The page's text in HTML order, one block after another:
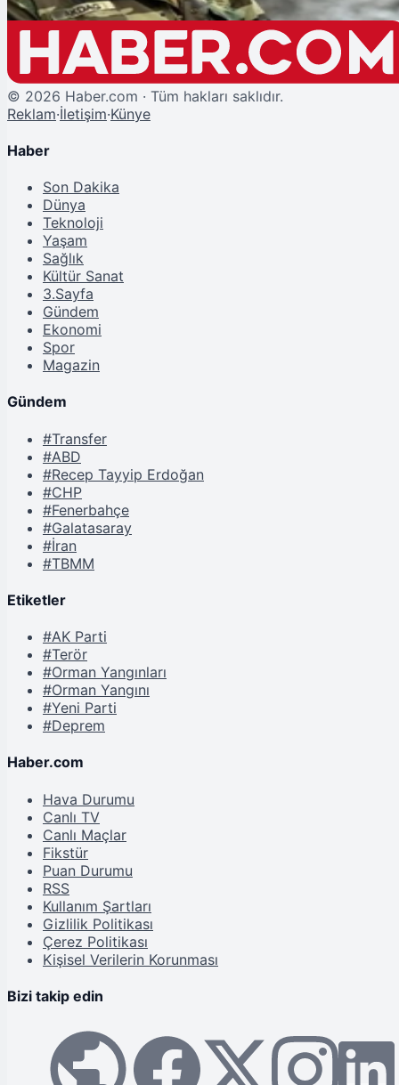
© 2026 Haber.com · Tüm hakları saklıdır.
Reklam·İletişim·Künye
Haber
Son Dakika
Dünya
Teknoloji
Yaşam
Sağlık
Kültür Sanat
3.Sayfa
Gündem
Ekonomi
Spor
Magazin
Gündem
#Transfer
#ABD
#Recep Tayyip Erdoğan
#CHP
#Fenerbahçe
#Galatasaray
#İran
#TBMM
Etiketler
#AK Parti
#Terör
#Orman Yangınları
#Orman Yangını
#Yeni Parti
#Deprem
Haber.com
Hava Durumu
Canlı TV
Canlı Maçlar
Fikstür
Puan Durumu
RSS
Kullanım Şartları
Gizlilik Politikası
Çerez Politikası
Kişisel Verilerin Korunması
Bizi takip edin